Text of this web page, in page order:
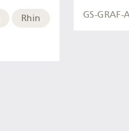
Rhin GS-GRAF-